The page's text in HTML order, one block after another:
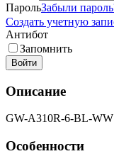
ПарольЗабыли
Создать учетную
Антибот
Запомнить
Войти
Описание
GW-A310R-6-BL-WW
Особенности